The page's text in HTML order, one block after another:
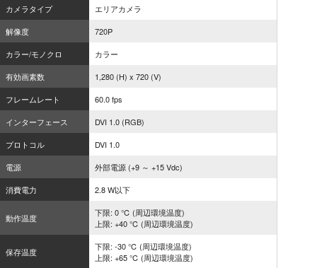
カメラタイプ
エリアカメラ
解像度
720P
カラー/モノクロ
カラー
有効画素数
1,280 (H) x 720 (V)
フレームレート
60.0 fps
インターフェース
DVI 1.0 (RGB)
プロトコル
DVI 1.0
電源
外部電源 (+9 ～ +15 Vdc)
消費電力
2.8 W以下
動作温度
下限: 0 ℃ (周辺環境温度)
上限: +40 ℃ (周辺環境温度)
保存温度
下限: -30 ℃ (周辺環境温度)
上限: +65 ℃ (周辺環境温度)